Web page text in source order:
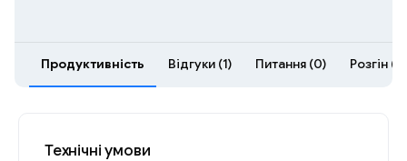
Продуктивність Відгуки (1) Питання (0) Розгін (3)
Технічні умови